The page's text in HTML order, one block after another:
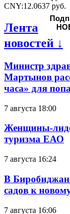
CNY:12.0637 руб.
Лента
новостей ↓
Министр
Мартынов
часа» для
7 августа 18:00
Женщины-
туризма ЕАО
7 августа 16:24
В
садов к
7 августа 16:06